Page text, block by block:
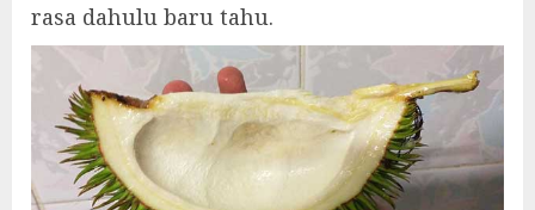
rasa dahulu baru tahu.